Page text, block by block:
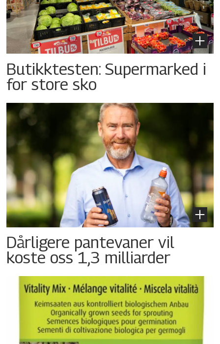
Butikktesten: Supermarked i
for store sko
Dårligere pantevaner vil
koste oss 1,3 milliarder